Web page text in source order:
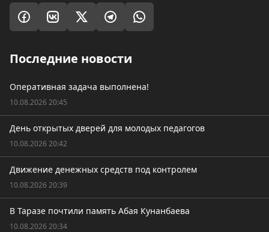
Последние новости
Оперативная задача выполнена!
10.08.2026 20:45
День открытых дверей для молодых педагогов
10.08.2026 20:42
Движение денежных средств под контролем
10.08.2026 20:39
В Таразе почтили память Абая Кунанбаева
10.08.2026 20:34